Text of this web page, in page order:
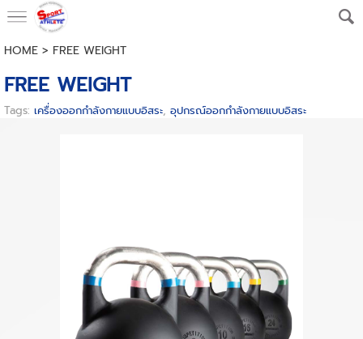
HOME> FREE WEIGHT
FREE WEIGHT
Tags: เครื่องออกกำลังกายแบบอิสระ, อุปกรณ์ออกกำลังกายแบบอิสระ